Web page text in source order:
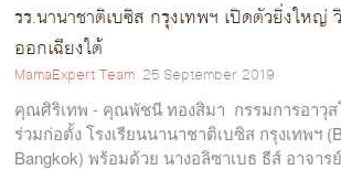
รร.นานาชาติเบซิส กรุงเทพฯ เปิดตัวยิ่งใหญ่
ออกเฉียงใต้
MamaExpert Team 25 September 2019
คุณศิริเทพ - คุณพัชนี ทองสิมา กรรมการอาวุ
ร่วมก่อตั้ง โรงเรียนนานาชาติเบซิส กรุงเทพฯ
Bangkok) พร้อมด้วย นางอลิซาเบธ ธีส์ อาจาร